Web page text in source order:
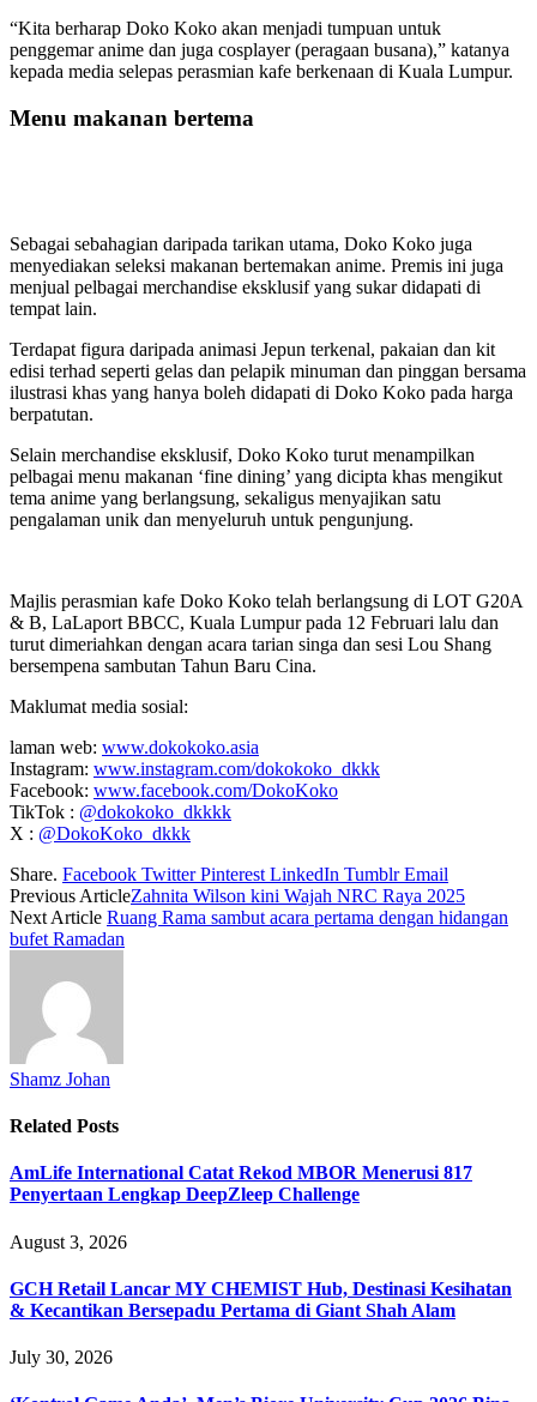
“Kita berharap Doko Koko akan menjadi tumpuan untuk
penggemar anime dan juga cosplayer (peragaan busana),” katanya
kepada media selepas perasmian kafe berkenaan di Kuala Lumpur.
Menu makanan bertema
Sebagai sebahagian daripada tarikan utama, Doko Koko juga
menyediakan seleksi makanan bertemakan anime. Premis ini juga
menjual pelbagai merchandise eksklusif yang sukar didapati di
tempat lain.
Terdapat figura daripada animasi Jepun terkenal, pakaian dan kit
edisi terhad seperti gelas dan pelapik minuman dan pinggan bersama
ilustrasi khas yang hanya boleh didapati di Doko Koko pada harga
berpatutan.
Selain merchandise eksklusif, Doko Koko turut menampilkan
pelbagai menu makanan ‘fine dining’ yang dicipta khas mengikut
tema anime yang berlangsung, sekaligus menyajikan satu
pengalaman unik dan menyeluruh untuk pengunjung.
Majlis perasmian kafe Doko Koko telah berlangsung di LOT G20A
& B, LaLaport BBCC, Kuala Lumpur pada 12 Februari lalu dan
turut dimeriahkan dengan acara tarian singa dan sesi Lou Shang
bersempena sambutan Tahun Baru Cina.
Maklumat media sosial:
laman web: www.dokokoko.asia
Instagram: www.instagram.com/dokokoko_dkkk
Facebook: www.facebook.com/DokoKoko
TikTok : @dokokoko_dkkkk
X : @DokoKoko_dkkk
Share. Facebook Twitter Pinterest LinkedIn Tumblr Email
Previous ArticleZahnita Wilson kini Wajah NRC Raya 2025
Next Article Ruang Rama sambut acara pertama dengan hidangan
bufet Ramadan
Shamz Johan
Related Posts
AmLife International Catat Rekod MBOR Menerusi 817
Penyertaan Lengkap DeepZleep Challenge
August 3, 2026
GCH Retail Lancar MY CHEMIST Hub, Destinasi Kesihatan
& Kecantikan Bersepadu Pertama di Giant Shah Alam
July 30, 2026